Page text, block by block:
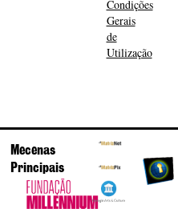
Condições
Gerais
de
Utilização
Mecenas
Principais